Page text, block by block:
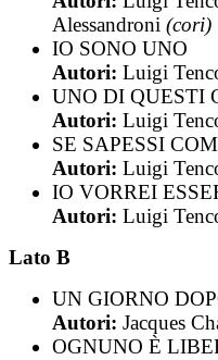
Alessandroni (cori)
IO SONO UNO
Autori: Luigi
UNO DI QUESTI
Autori: Luigi
SE SAPESSI
Autori: Luigi
IO VORREI
Autori: Luigi
Lato B
UN GIORNO
Autori: Jacques
OGNUNO È